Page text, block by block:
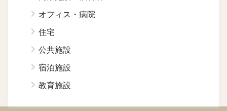
オフィス・病院
住宅
公共施設
宿泊施設
教育施設